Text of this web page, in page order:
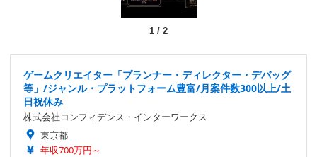
1/ 2
ゲームクリエイター「プランナー・ディレクター・デバッグ
等」/ジャンル・プラットフォーム豊富/月案件数300以上/土
日祝休み
株式会社コンフィデンス・インターワークス
東京都
年収700万円～